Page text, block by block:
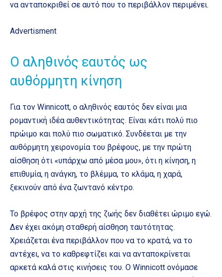
να ανταποκριθεί σε αυτό που το περιβάλλον περιμένει.
Advertisment
Ο αληθινός εαυτός ως
αυθόρμητη κίνηση
Για τον Winnicott, ο αληθινός εαυτός δεν είναι μια
ρομαντική ιδέα αυθεντικότητας. Είναι κάτι πολύ πιο
πρώιμο και πολύ πιο σωματικό. Συνδέεται με την
αυθόρμητη χειρονομία του βρέφους, με την πρώτη
αίσθηση ότι «υπάρχω από μέσα μου», ότι η κίνηση, η
επιθυμία, η ανάγκη, το βλέμμα, το κλάμα, η χαρά,
ξεκινούν από ένα ζωντανό κέντρο.
Το βρέφος στην αρχή της ζωής δεν διαθέτει ώριμο εγώ.
Δεν έχει ακόμη σταθερή αίσθηση ταυτότητας.
Χρειάζεται ένα περιβάλλον που να το κρατά, να το
αντέχει, να το καθρεφτίζει και να ανταποκρίνεται
αρκετά καλά στις κινήσεις του. Ο Winnicott ονόμασε